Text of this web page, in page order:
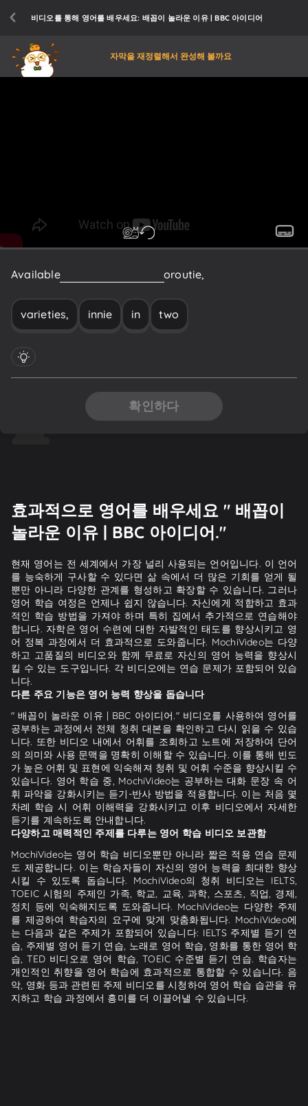
비디오를 통해 영어를 배우세요: 배꼽이 놀라운 이유 | BBC 아이디어
자막을 재정렬해서 완성해 볼까요
Availablein oroutie,
varieties, innie in two
확인하다
효과적으로 영어를 배우세요 " 배꼽이
놀라운 이유 | BBC 아이디어."
현재 영어는 전 세계에서 가장 널리 사용되는 언어입니다. 이 언어
를 능숙하게 구사할 수 있다면 삶 속에서 더 많은 기회를 얻게 될
뿐만 아니라 다양한 관계를 형성하고 확장할 수 있습니다. 그러나
영어 학습 여정은 언제나 쉽지 않습니다. 자신에게 적합하고 효과
적인 학습 방법을 가져야 하며 특히 집에서 추가적으로 연습해야
합니다. 자학은 영어 수련에 대한 자발적인 태도를 향상시키고 영
어 정복 과정에서 더 효과적으로 도와줍니다. MochiVideo는 다양
하고 고품질의 비디오와 함께 무료로 자신의 영어 능력을 향상시
킬 수 있는 도구입니다. 각 비디오에는 연습 문제가 포함되어 있습
니다.
다른 주요 기능은 영어 능력 향상을 돕습니다
" 배꼽이 놀라운 이유 | BBC 아이디어." 비디오를 사용하여 영어를
공부하는 과정에서 전체 청취 대본을 확인하고 다시 읽을 수 있습
니다. 또한 비디오 내에서 어휘를 조회하고 노트에 저장하여 단어
의 의미와 사용 문맥을 명확히 이해할 수 있습니다. 이를 통해 빈도
가 높은 어휘 및 표현에 익숙해져 청취 및 어휘 수준을 향상시킬 수
있습니다. 영어 학습 중, MochiVideo는 공부하는 대화 문장 속 어
휘 파악을 강화시키는 듣기-반사 방법을 적용합니다. 이는 처음 몇
차례 학습 시 어휘 이해력을 강화시키고 이후 비디오에서 자세한
듣기를 계속하도록 안내합니다.
다양하고 매력적인 주제를 다루는 영어 학습 비디오 보관함
MochiVideo는 영어 학습 비디오뿐만 아니라 짧은 적용 연습 문제
도 제공합니다. 이는 학습자들이 자신의 영어 능력을 최대한 향상
시킬 수 있도록 돕습니다. MochiVideo의 청취 비디오는 IELTS,
TOEIC 시험의 주제인 가족, 학교, 교육, 과학, 스포츠, 직업, 경제,
정치 등에 익숙해지도록 도와줍니다. MochiVideo는 다양한 주제
를 제공하여 학습자의 요구에 맞게 맞춤화됩니다. MochiVideo에
는 다음과 같은 주제가 포함되어 있습니다: IELTS 주제별 듣기 연
습, 주제별 영어 듣기 연습, 노래로 영어 학습, 영화를 통한 영어 학
습, TED 비디오로 영어 학습, TOEIC 수준별 듣기 연습. 학습자는
개인적인 취향을 영어 학습에 효과적으로 통합할 수 있습니다. 음
악, 영화 등과 관련된 주제 비디오를 시청하여 영어 학습 습관을 유
지하고 학습 과정에서 흥미를 더 이끌어낼 수 있습니다.